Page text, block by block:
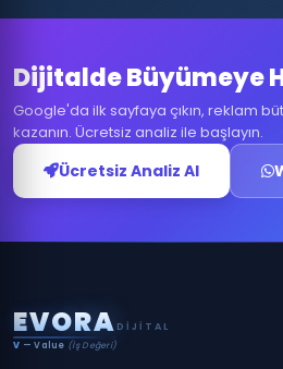
Dijitalde Büyümeye
Google'da ilk sayfaya çıkın, reklam
kazanın. Ücretsiz analiz ile başlayın.
Ücretsiz Analiz Al
EVORA DIJITAL
V — Value (İş Değeri)